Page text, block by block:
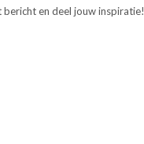
en deel jouw inspiratie!